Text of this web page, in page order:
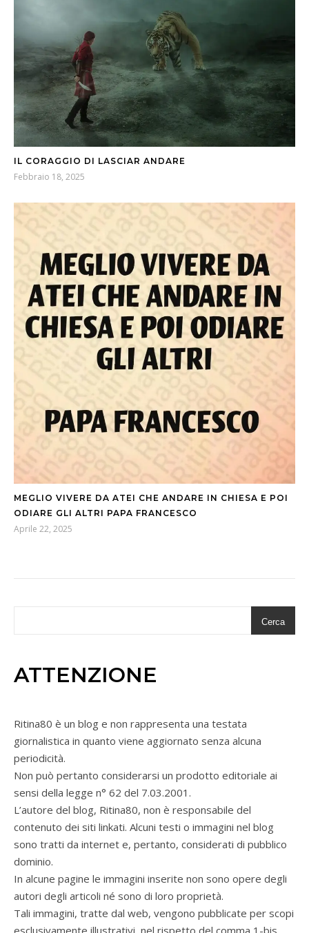
IL CORAGGIO DI LASCIAR ANDARE
Febbraio 18, 2025
MEGLIO VIVERE DA ATEI CHE ANDARE IN CHIESA E POI
ODIARE GLI ALTRI PAPA FRANCESCO
Aprile 22, 2025
Cerca
ATTENZIONE
Ritina80 è un blog e non rappresenta una testata
giornalistica in quanto viene aggiornato senza alcuna
periodicità.
Non può pertanto considerarsi un prodotto editoriale ai
sensi della legge n° 62 del 7.03.2001.
L’autore del blog, Ritina80, non è responsabile del
contenuto dei siti linkati. Alcuni testi o immagini nel blog
sono tratti da internet e, pertanto, considerati di pubblico
dominio.
In alcune pagine le immagini inserite non sono opere degli
autori degli articoli né sono di loro proprietà.
Tali immagini, tratte dal web, vengono pubblicate per scopi